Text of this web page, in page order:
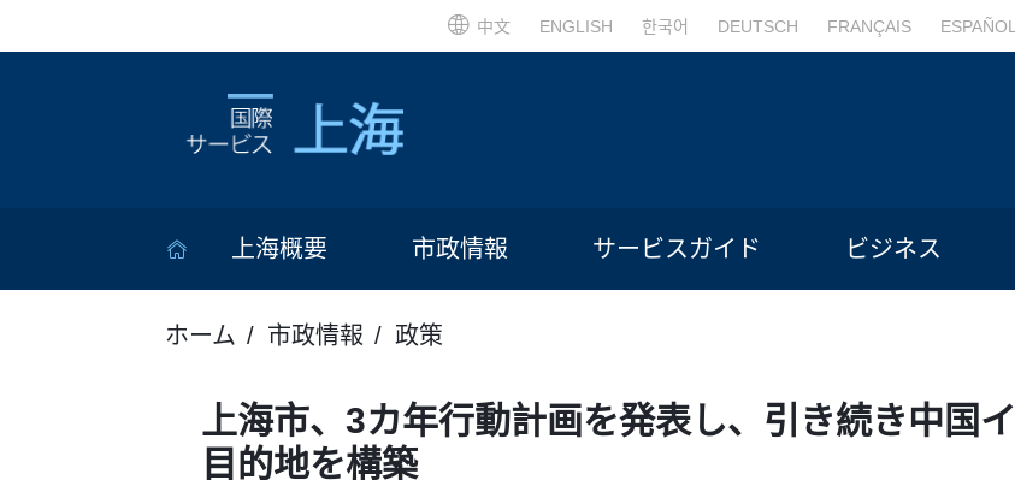
中文 ENGLISH 한국어 DEUTSCH FRANÇAIS ESPAÑOL
上海概要 市政情報 サービスガイド ビジネス
ホーム 市政情報 政策
上海市、3カ年行動計画を発表し、引き続き中国
目的地を構築